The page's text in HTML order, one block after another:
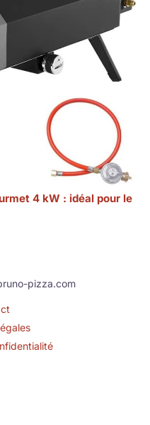
4 kW : idéal pour le
pizza.com